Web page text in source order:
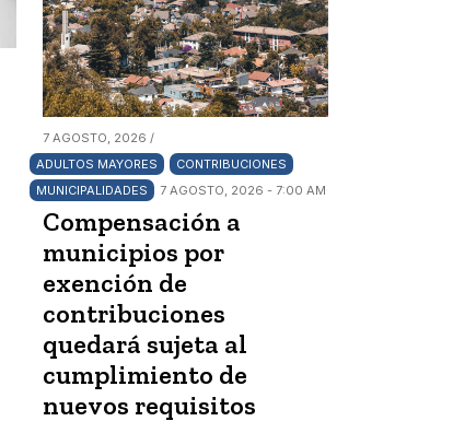
7 AGOSTO, 2026 /
ADULTOS MAYORES
CONTRIBUCIONES
MUNICIPALIDADES
7 AGOSTO, 2026 - 7:00 AM
Compensación a
municipios por
exención de
contribuciones
quedará sujeta al
cumplimiento de
nuevos requisitos